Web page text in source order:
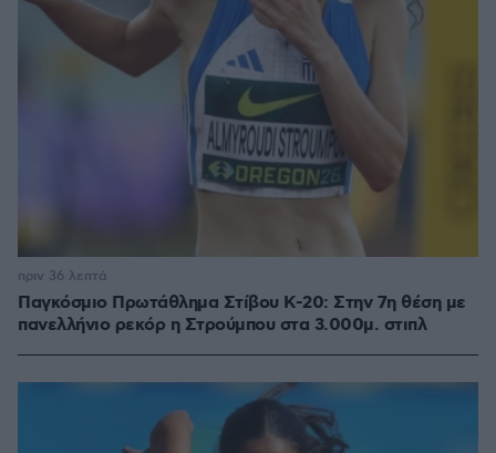
Παγκόσμιο Πρωτάθλημα Στίβου Κ-20: Στην 7η θέση με
πανελλήνιο ρεκόρ η Στρούμπου στα 3.000μ. στιπλ
πριν 36 λεπτά